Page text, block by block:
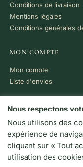
Conditions de livraison
Mentions légales
Conditions générales
MON COMPTE
Mon compte
Liste d'envies
PAIEMENT 100%
VISA MC CB
LIVRAISON RAPIDE
Colissimo · Chronopost
Nous respectons
Nous utilisons des
expérience de
cliquant sur « Tout
utilisation des